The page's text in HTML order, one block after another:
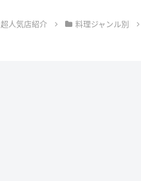
超人気店紹介 料理ジャンル別